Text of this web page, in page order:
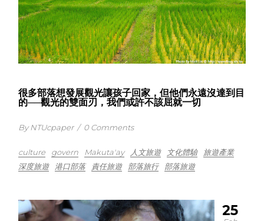
很多部落想發展觀光讓孩子回家，但他們永遠沒達到目
的──觀光的雙面刃，我們或許不該屈就一切
By NTUcpaper / 0 Comments
culture govern Makuta'ay 人文旅遊 文化體驗
旅遊產業
深度旅遊
港口部落 責任旅遊 部落旅行 部落旅遊
25